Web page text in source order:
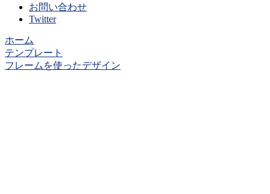
お問い合わせ
Twitter
ホーム
テンプレート
フレームを使ったデザイン